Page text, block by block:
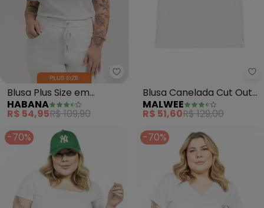
Habana - Blusa Plus Size em
Blusa Plus Size em
Canelado (Branco )
HABANA
R$ 54,95R$ 109,90
Blusa Canelada Cut Out
Plus(Branco)
MALWEE
R$ 51,60R$ 129,00
-70%
-70%